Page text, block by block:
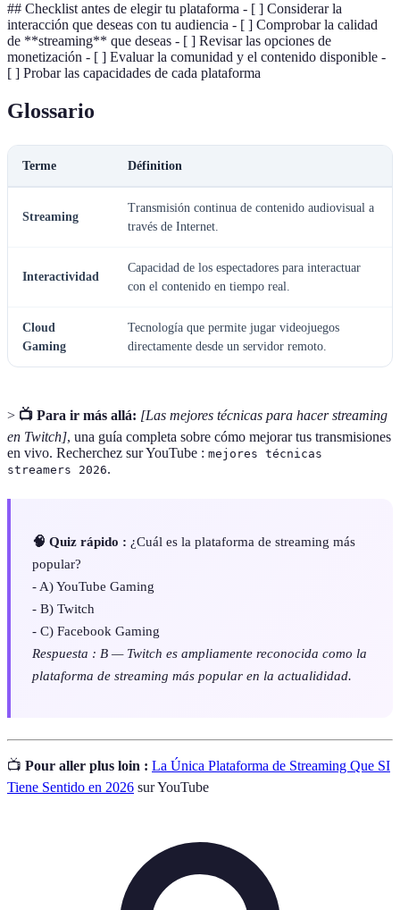
## Checklist antes de elegir tu plataforma - [ ] Considerar la
interacción que deseas con tu audiencia - [ ] Comprobar la calidad
de **streaming** que deseas - [ ] Revisar las opciones de
monetización - [ ] Evaluar la comunidad y el contenido disponible -
[ ] Probar las capacidades de cada plataforma
Glossario
Terme Définition
Streaming
Transmisión continua de contenido audiovisual a
través de Internet.
Interactividad
Capacidad de los espectadores para interactuar
con el contenido en tiempo real.
Cloud
Gaming
Tecnología que permite jugar videojuegos
directamente desde un servidor remoto.
> 📺 Para ir más allá: [Las mejores técnicas para hacer streaming
en Twitch], una guía completa sobre cómo mejorar tus transmisiones
en vivo. Recherchez sur YouTube : mejores técnicas
streamers 2026.
🧠 Quiz rápido : ¿Cuál es la plataforma de streaming más
popular?
- A) YouTube Gaming
- B) Twitch
- C) Facebook Gaming
Respuesta : B — Twitch es ampliamente reconocida como la
plataforma de streaming más popular en la actualididad.
📺 Pour aller plus loin : La Única Plataforma de Streaming Que SI
Tiene Sentido en 2026 sur YouTube